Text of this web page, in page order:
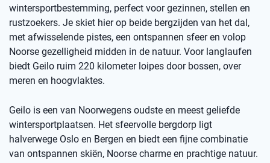
wintersportbestemming, perfect voor gezinnen, stellen en
rustzoekers. Je skiet hier op beide bergzijden van het dal,
met afwisselende pistes, een ontspannen sfeer en volop
Noorse gezelligheid midden in de natuur. Voor langlaufen
biedt Geilo ruim 220 kilometer loipes door bossen, over
meren en hoogvlaktes.
Geilo is een van Noorwegens oudste en meest geliefde
wintersportplaatsen. Het sfeervolle bergdorp ligt
halverwege Oslo en Bergen en biedt een fijne combinatie
van ontspannen skiën, Noorse charme en prachtige natuur.